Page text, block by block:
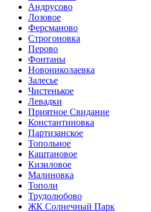
Андрусово
Лозовое
Ферсманово
Строгоновка
Перово
Фонтаны
Новониколаевка
Залесье
Чистенькое
Левадки
Приятное Свидание
Константиновка
Партизанское
Топольное
Каштановое
Кизиловое
Малиновка
Тополи
Трудолюбово
ЖК Солнечный Парк